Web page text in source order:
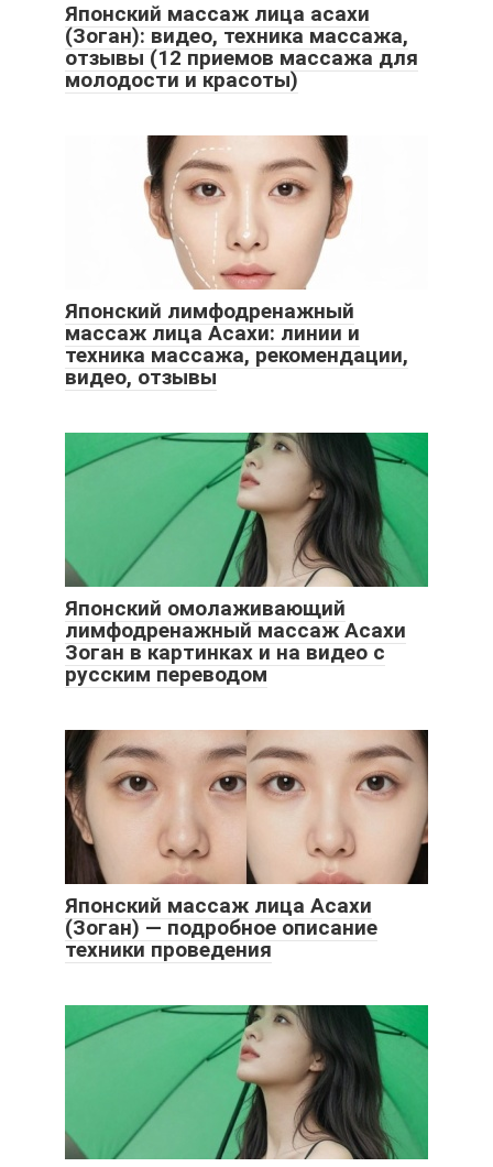
Японский массаж лица асахи
(Зоган): видео, техника массажа,
отзывы (12 приемов массажа для
молодости и красоты)
Японский лимфодренажный
массаж лица Асахи: линии и
техника массажа, рекомендации,
видео, отзывы
Японский омолаживающий
лимфодренажный массаж Асахи
Зоган в картинках и на видео с
русским переводом
Японский массаж лица Асахи
(Зоган) — подробное описание
техники проведения